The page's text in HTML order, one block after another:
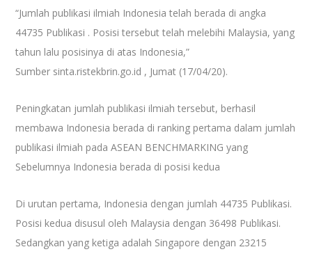
“Jumlah publikasi ilmiah Indonesia telah berada di angka
44735 Publikasi . Posisi tersebut telah melebihi Malaysia, yang
tahun lalu posisinya di atas Indonesia,”
Sumber sinta.ristekbrin.go.id , Jumat (17/04/20).
Peningkatan jumlah publikasi ilmiah tersebut, berhasil
membawa Indonesia berada di ranking pertama dalam jumlah
publikasi ilmiah pada ASEAN BENCHMARKING yang
Sebelumnya Indonesia berada di posisi kedua
Di urutan pertama, Indonesia dengan jumlah 44735 Publikasi.
Posisi kedua disusul oleh Malaysia dengan 36498 Publikasi.
Sedangkan yang ketiga adalah Singapore dengan 23215